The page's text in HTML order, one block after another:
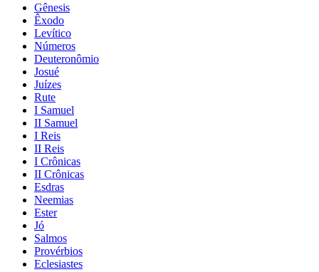
Gênesis
Êxodo
Levítico
Números
Deuteronômio
Josué
Juízes
Rute
I Samuel
II Samuel
I Reis
II Reis
I Crônicas
II Crônicas
Esdras
Neemias
Ester
Jó
Salmos
Provérbios
Eclesiastes